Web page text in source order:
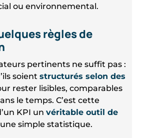
ou environnemental.
règles de
pertinents ne suffit pas :
soient structurés selon des
rester lisibles, comparables
le temps. C’est cette
KPI un véritable outil de
simple statistique.